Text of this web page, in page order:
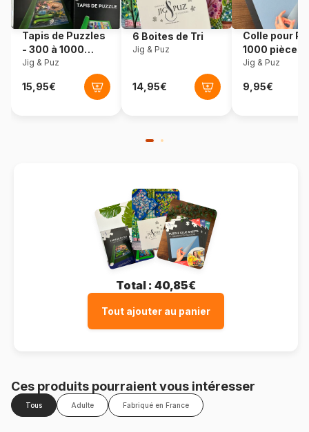
Dimensions 68 x 48 cm
Tapis de Puzzles
- 300 à 1000
pièces
Jig & Puz
6 Boites de Tri
Jig & Puz
Colle pour
1000 pièces
Jig & Puz
Total : 40,85€
Tout ajouter au panier
Ces produits pourraient vous intéresser
Tous Adulte Fabriqué en France